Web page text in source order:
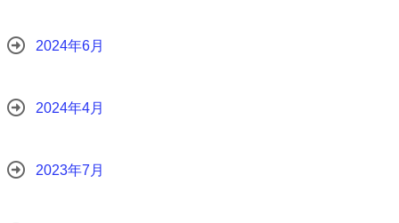
2024年6月
2024年4月
2023年7月